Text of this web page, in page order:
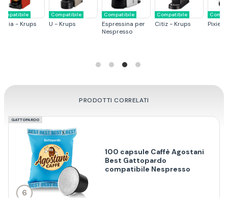
Compatibile
Pixie - Krups
Compatibile
Essenza - Krups
Compatibile
U - De Longhi
Compatibile
Citiz - De Longhi
PRODOTTI CORRELATI
GATTOPARDO
6
100 capsule Caffè Agostani
Best Gattopardo
compatibile Nespresso